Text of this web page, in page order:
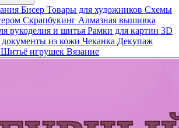
Бисер Товары для художников Схемы
Скрапбукинг Алмазная вышивка
рукоделия и шитья Рамки для картин 3D
из кожи Чеканка Декупаж
Шитьё игрушек Вязание